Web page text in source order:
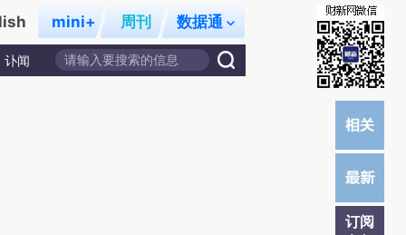
mini+ 周刊 数据通
讣闻
订阅